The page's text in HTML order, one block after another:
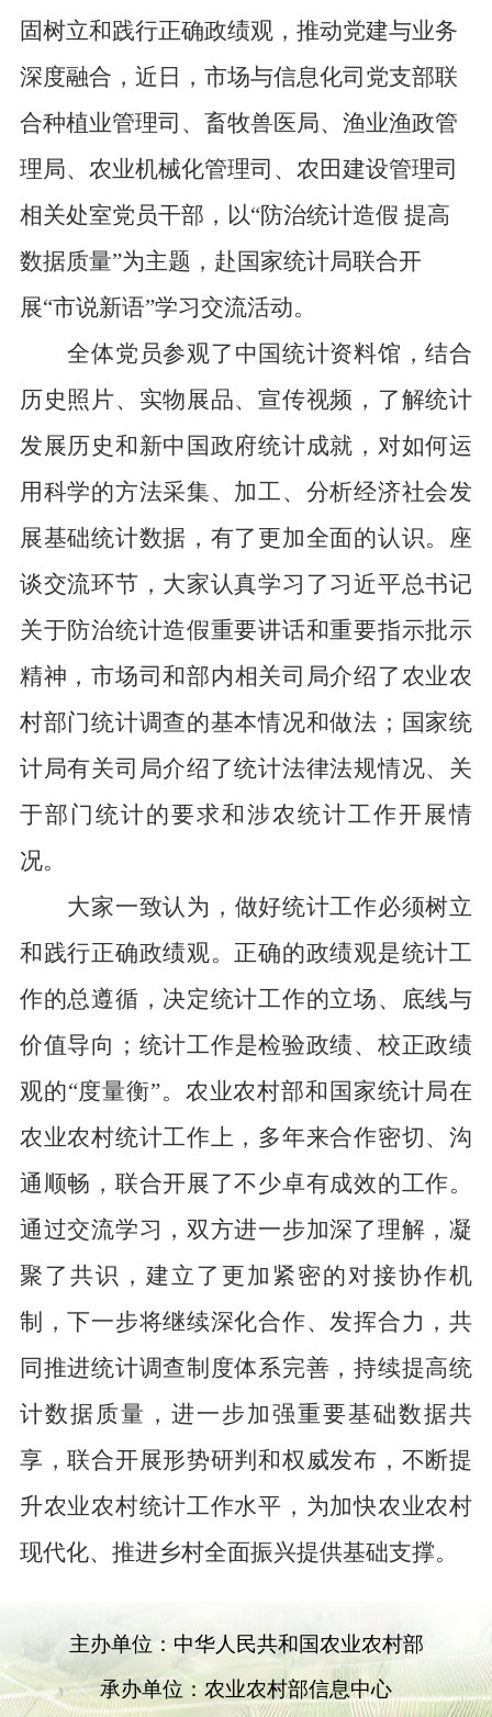
固树立和践行正确政绩观， 推动党建与业务
深度融合 ， 近日， 市场与信息化司党支部联
合种植业管理司、 畜牧兽医局、渔业渔政管
理局、 农业机械化管理司 、农田建设管理司
相关处室党员干部， 以“防治统计造假 提高
数据质量”为主题 ， 赴国家统计局联合开
展“市说新语”学习交流活动。
全体党员参观了中国统计资料馆，结合
历史照片、实物展品、宣传视频，了解统计
发展历史和新中国政府统计成就，对如何运
用科学的方法采集、加工、分析经济社会发
展基础统计数据，有了更加全面的认识。座
谈交流环节，大家认真学习了习近平总书记
关于防治统计造假重要讲话和重要指示批示
精神，市场司和部内相关司局介绍了农业农
村部门统计调查的基本情况和做法；国家统
计局有关司局介绍了统计法律法规情况、关
于部门统计的要求和涉农统计工作开展情
况。
大家一致认为，做好统计工作必须树立
和践行正确政绩观。正确的政绩观是统计工
作的总遵循，决定统计工作的立场、底线与
价值导向；统计工作是检验政绩、校正政绩
观的“度量衡”。农业农村部和国家统计局在
农业农村统计工作上，多年来合作密切、沟
通顺畅，联合开展了不少卓有成效的工作。
通过交流学习，双方进一步加深了理解，凝
聚了共识，建立了更加紧密的对接协作机
制，下一步将继续深化合作、发挥合力，共
同推进统计调查制度体系完善，持续提高统
计数据质量，进一步加强重要基础数据共
享，联合开展形势研判和权威发布，不断提
升农业农村统计工作水平，为加快农业农村
现代化、推进乡村全面振兴提供基础支撑。
主办单位：中华人民共和国农业农村部
承办单位：农业农村部信息中心